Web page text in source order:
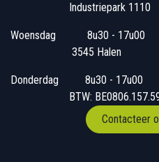
Industriepark 1110
Woensdag
3545 Halen
Donderdag
BTW:
Contacteer